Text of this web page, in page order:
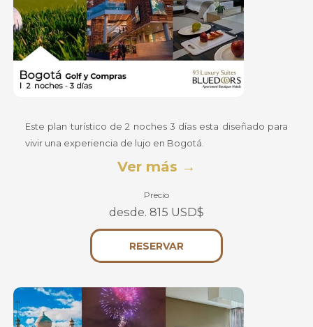
Este plan turístico de 2 noches 3 días esta diseñado para
vivir una experiencia de lujo en Bogotá.
Ver más
Precio
desde. 815 USD$
RESERVARSE
ABRE
NUEVA